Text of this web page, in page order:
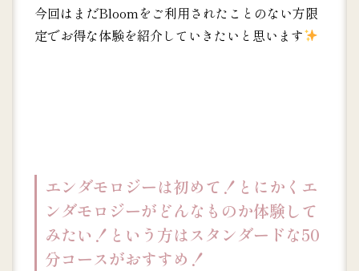
今回はまだBloomをご利用されたことのない方限
定でお得な体験を紹介していきたいと思います
エンダモロジーは初めて！とにかくエ
ンダモロジーがどんなものか体験して
みたい！という方はスタンダードな50
分コースがおすすめ！